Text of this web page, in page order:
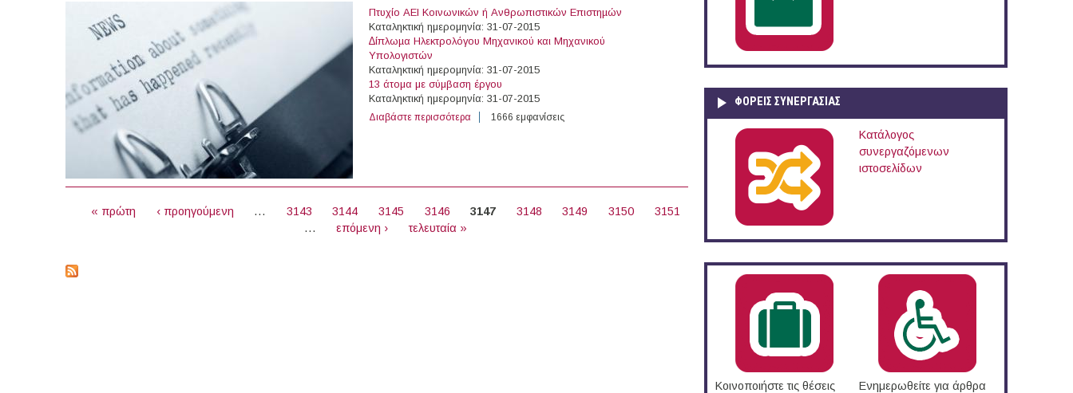
Πτυχίο ΑΕΙ Κοινωνικών ή Ανθρωπιστικών Επιστηµών
Καταληκτική ημερομηνία: 31-07-2015
∆ίπλωµα Ηλεκτρολόγου Μηχανικού και Μηχανικού
Υπολογιστών
Καταληκτική ημερομηνία: 31-07-2015
13 άτομα με σύμβαση έργου
Καταληκτική ημερομηνία: 31-07-2015
Διαβάστε περισσότερα για 15 άτομα με σύμβαση έργου στο Ιόνιο Πανεπιστήμιο
1666 εμφανίσεις
« πρώτη ‹ προηγούμενη … 3143 3144 3145 3146 3147 3148 3149 3150
3151
…
επόμενη › τελευταία »
ΦΟΡΕΙΣ ΣΥΝΕΡΓΑΣΙΑΣ
Κατάλογος
συνεργαζόμενων
ιστοσελίδων
Κοινοποιήστε τις θέσεις
Ενημερωθείτε για άρθρα